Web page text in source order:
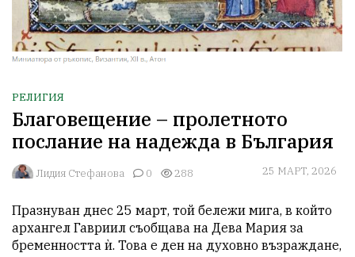
РЕЛИГИЯ
Благовещение – пролетното
послание на надежда в България
Лидия Стефанова 0 288 25 МАРТ, 2026
Празнуван днес 25 март, той бележи мига, в който
архангел Гавриил съобщава на Дева Мария за
бременността ѝ. Това е ден на духовно възраждане,